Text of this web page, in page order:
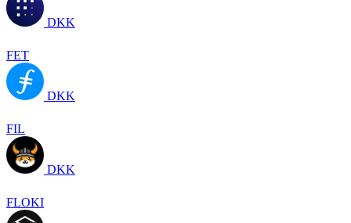
DKK
FET
DKK
FIL
DKK
FLOKI